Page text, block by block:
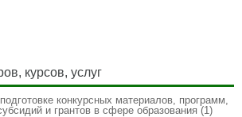
курсов, услуг
конкурсных материалов, программ,
и грантов в сфере образования (1)